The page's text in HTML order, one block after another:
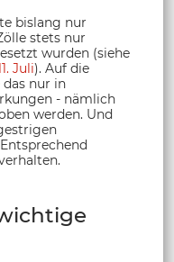
bislang nur
stets nur
wurden (siehe
Juli). Auf die
nur in
- nämlich
werden. Und